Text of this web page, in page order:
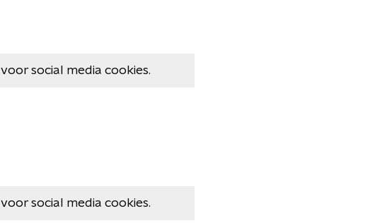
voor social media cookies.
voor social media cookies.